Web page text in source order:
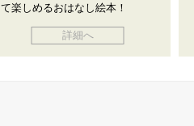
て楽しめるおはなし絵本！
詳細へ